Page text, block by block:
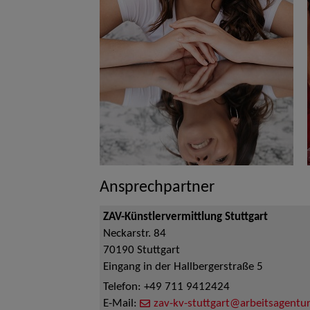
Ansprechpartner
ZAV-Künstlervermittlung Stuttgart
Neckarstr. 84
70190 Stuttgart
Eingang in der Hallbergerstraße 5
Telefon: +49 711 9412424
E-Mail:
zav-kv-